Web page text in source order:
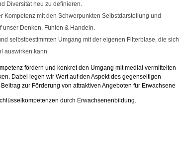
Diversität neu zu definieren.
mit den Schwerpunkten Selbstdarstellung und
unser Denken, Fühlen & Handeln.
selbstbestimmten Umgang mit der eigenen Filterblase, die sich
auswirken kann.
fördern und konkret den Umgang mit medial vermittelten
Dabei legen wir Wert auf den Aspekt des gegenseitigen
zur Förderung von attraktiven Angeboten für Erwachsene
durch Erwachsenenbildung.